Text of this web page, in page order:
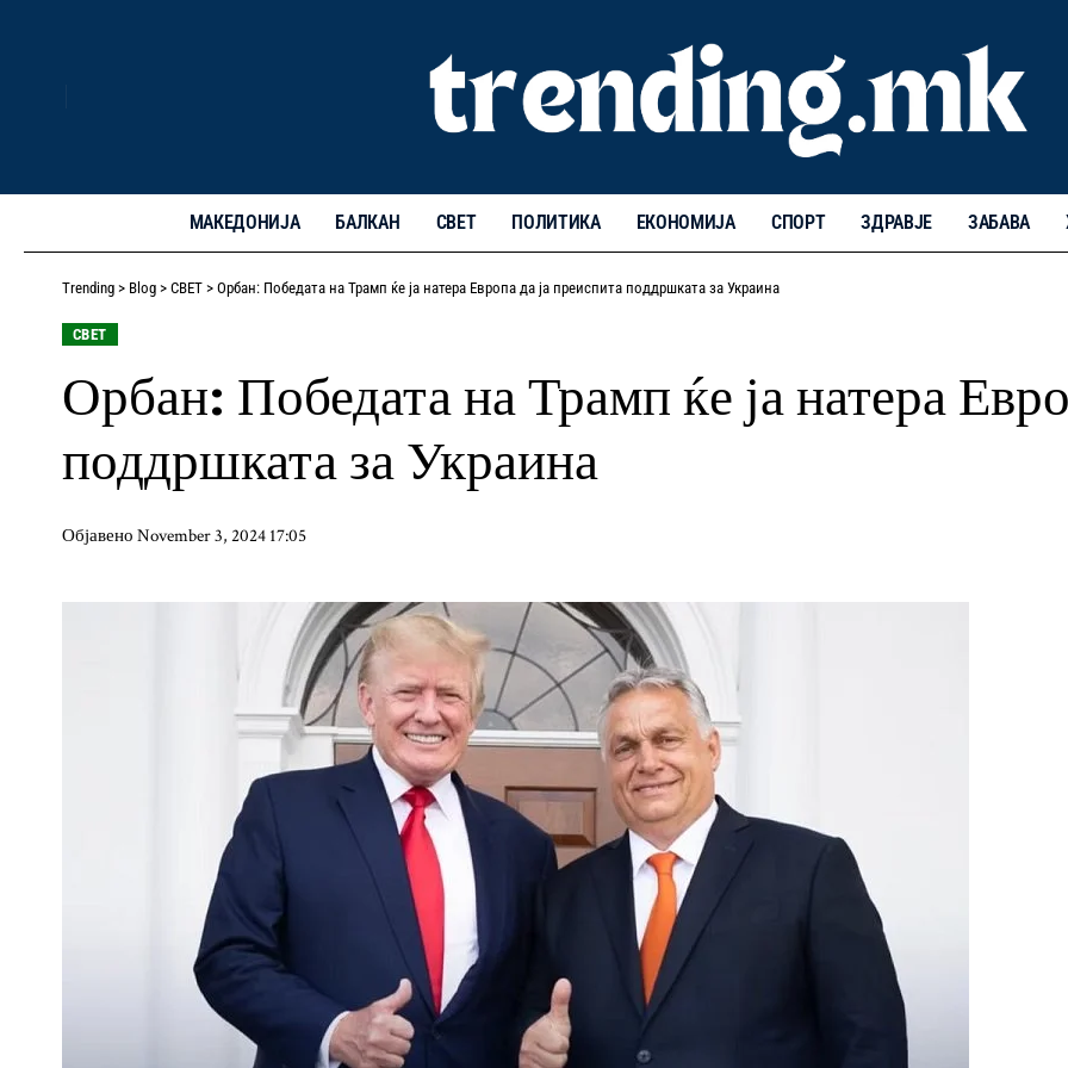
МАКЕДОНИЈА БАЛКАН СВЕТ ПОЛИТИКА ЕКОНОМИЈА СПОРТ ЗДРАВЈЕ ЗАБАВА
Trending > Blog > СВЕТ > Орбан: Победата на Трамп ќе ја натера Европа да ја преиспита поддршката за Украина
СВЕТ
Орбан: Победата на Трамп ќе ја натера
поддршката за Украина
Објавено November 3, 2024 17:05